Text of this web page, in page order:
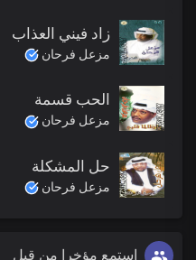
زاد فيني العذاب
مزعل فرحان
الحب قسمة
مزعل فرحان
حل المشكلة
مزعل فرحان
استمع مؤخرا من قبل